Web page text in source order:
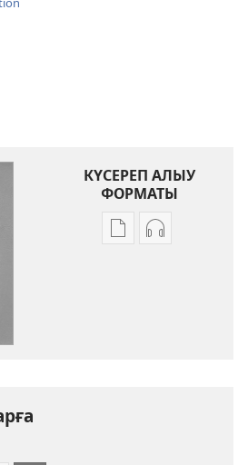
КҮСЕРЕП АЛЫУ
ФОРМАТЫ
Баҫмаларҙы